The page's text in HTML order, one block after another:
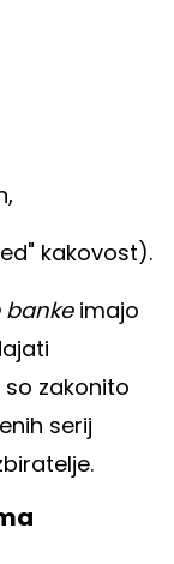
kakovost).
bankeimajo
so zakonito
serij